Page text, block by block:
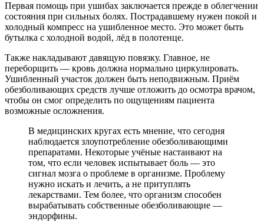
Первая помощь при ушибах заключается прежде в облегчении
состояния при сильных болях. Пострадавшему нужен покой и
холодный компресс на ушибленное место. Это может быть
бутылка с холодной водой, лёд в полотенце.
Также накладывают давящую повязку. Главное, не
переборщить — кровь должна нормально циркулировать.
Ушибленный участок должен быть неподвижным. Приём
обезболивающих средств лучше отложить до осмотра врачом,
чтобы он смог определить по ощущениям пациента
возможные осложнения.
В медицинских кругах есть мнение, что сегодня
наблюдается злоупотребление обезболивающими
препаратами. Некоторые учёные настаивают на
том, что если человек испытывает боль — это
сигнал мозга о проблеме в организме. Проблему
нужно искать и лечить, а не притуплять
лекарствами. Тем более, что организм способен
вырабатывать собственные обезболивающие —
эндорфины.